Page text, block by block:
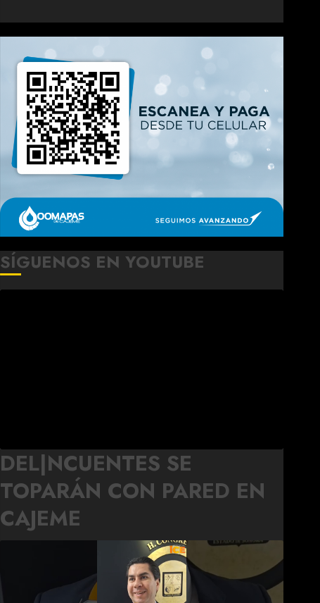
SÍGUENOS EN YOUTUBE
DEL|NCUENTES SE
TOPARÁN CON PARED EN
CAJEME